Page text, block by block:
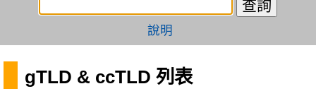
說明
gTLD & ccTLD 列表